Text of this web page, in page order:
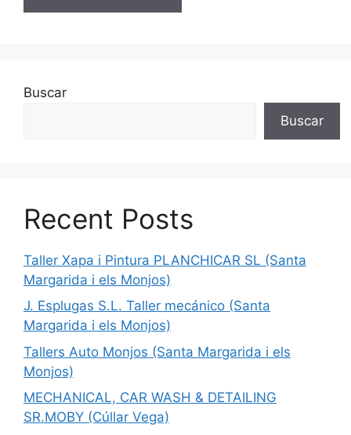
Buscar
Buscar
Recent Posts
Taller Xapa i Pintura PLANCHICAR SL (Santa
Margarida i els Monjos)
J. Esplugas S.L. Taller mecánico (Santa
Margarida i els Monjos)
Tallers Auto Monjos (Santa Margarida i els
Monjos)
MECHANICAL, CAR WASH & DETAILING
SR.MOBY (Cúllar Vega)